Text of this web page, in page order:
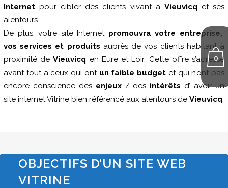
0
Internet pour cibler des clients vivant à Vieuvicq et ses
alentours.
De plus, votre site Internet promouvra votre entreprise,
vos services et produits auprès de vos clients habitant à
proximité deVieuvicq en Eure et Loir. Cette offre s’adresse
avant tout à ceux qui ont un faible budget et qui n’ont pas
encore conscience des enjeux/ des intérêts d’ avoir un
site internet Vitrine bien référencé aux alentours de Vieuvicq.
OBJECTIFS D’UN SITE WEB
VITRINE